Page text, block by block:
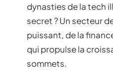
dynasties de la tech
secret ? Un secteur
puissant, de la
qui propulse la
sommets.